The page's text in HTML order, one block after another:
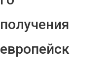
получения
европейск